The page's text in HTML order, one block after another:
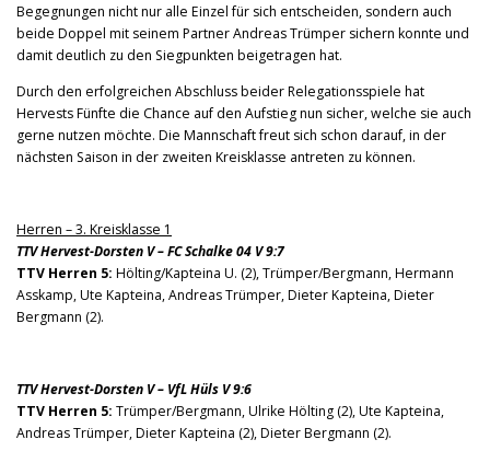
Begegnungen nicht nur alle Einzel für sich entscheiden, sondern auch
beide Doppel mit seinem Partner Andreas Trümper sichern konnte und
damit deutlich zu den Siegpunkten beigetragen hat.
Durch den erfolgreichen Abschluss beider Relegationsspiele hat
Hervests Fünfte die Chance auf den Aufstieg nun sicher, welche sie auch
gerne nutzen möchte. Die Mannschaft freut sich schon darauf, in der
nächsten Saison in der zweiten Kreisklasse antreten zu können.
Herren – 3. Kreisklasse 1
TTV Hervest-Dorsten V – FC Schalke 04 V 9:7
TTV Herren 5: Hölting/Kapteina U. (2), Trümper/Bergmann, Hermann
Asskamp, Ute Kapteina, Andreas Trümper, Dieter Kapteina, Dieter
Bergmann (2).
TTV Hervest-Dorsten V – VfL Hüls V 9:6
TTV Herren 5: Trümper/Bergmann, Ulrike Hölting (2), Ute Kapteina,
Andreas Trümper, Dieter Kapteina (2), Dieter Bergmann (2).